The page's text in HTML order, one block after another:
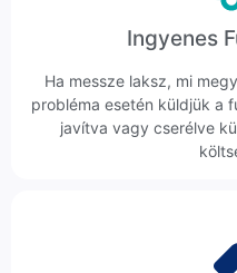
Ingyenes
Ha messze laksz, mi
probléma esetén küldjük a
javítva vagy cserélve